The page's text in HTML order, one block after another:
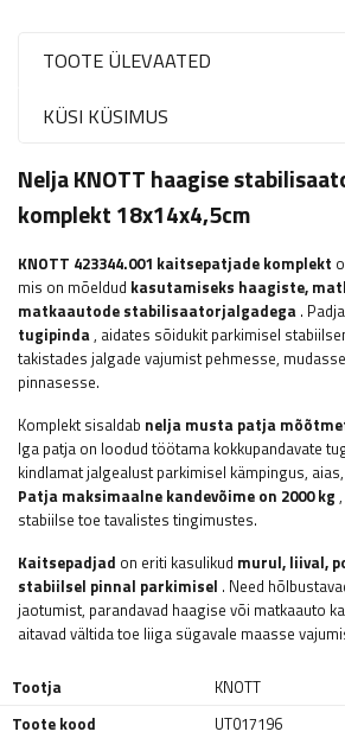
TOOTE ÜLEVAATED
KÜSI KÜSIMUS
Nelja KNOTT haagise
komplekt 18x14x4,5cm
KNOTT 423344.001 kaitsepatjade komplekt
mis on mõeldud kasutamiseks haagiste,
matkaautode stabilisaatorjalgadega .
tugipinda, aidates sõidukit parkimisel
takistades jalgade vajumist pehmesse,
pinnasesse.
Komplekt sisaldab nelja musta patja
Iga patja on loodud töötama kokkupandavate
kindlamat jalgealust parkimisel kämpingus,
Patja maksimaalne kandevõime on 2000 kg
stabiilse toe tavalistes tingimustes.
Kaitsepadjad on eriti kasulikud murul, liival,
stabiilsel pinnal parkimisel . Need
jaotumist, parandavad haagise või matkaauto
aitavad vältida toe liiga sügavale maasse
Tootja
KNOTT
Toote kood
UT017196